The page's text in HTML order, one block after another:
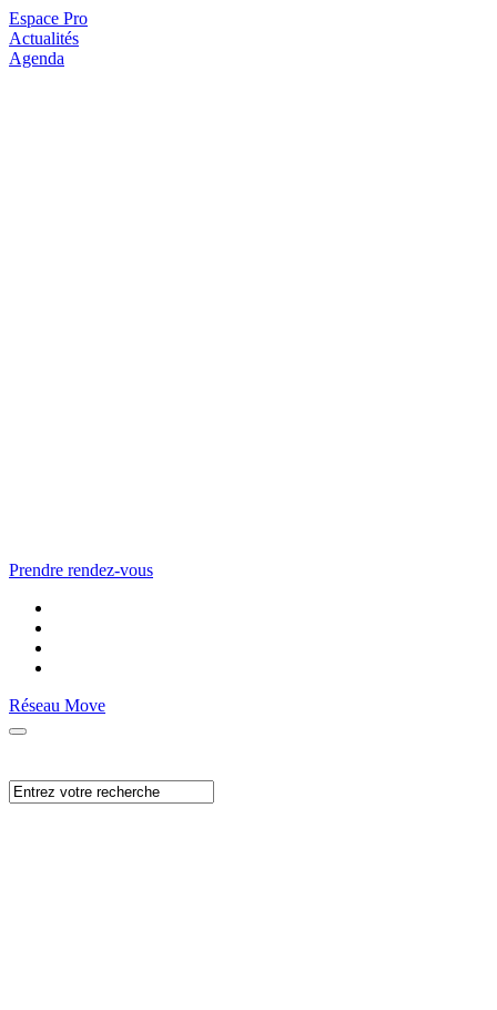
Espace Pro
Actualités
Agenda
Prendre rendez-vous
Réseau Move